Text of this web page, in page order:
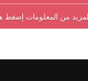
من المعلومات إضغط